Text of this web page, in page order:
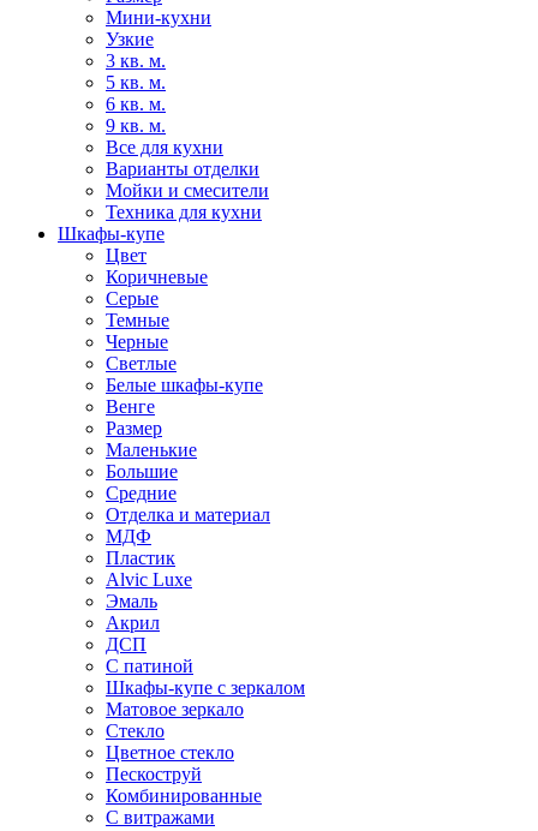
Мини-кухни
Узкие
3 кв. м.
5 кв. м.
6 кв. м.
9 кв. м.
Все для кухни
Варианты отделки
Мойки и смесители
Техника для кухни
Шкафы-купе
Цвет
Коричневые
Серые
Темные
Черные
Светлые
Белые шкафы-купе
Венге
Размер
Маленькие
Большие
Средние
Отделка и материал
МДФ
Пластик
Alvic Luxe
Эмаль
Акрил
ДСП
С патиной
Шкафы-купе с зеркалом
Матовое зеркало
Стекло
Цветное стекло
Пескоструй
Комбинированные
С витражами